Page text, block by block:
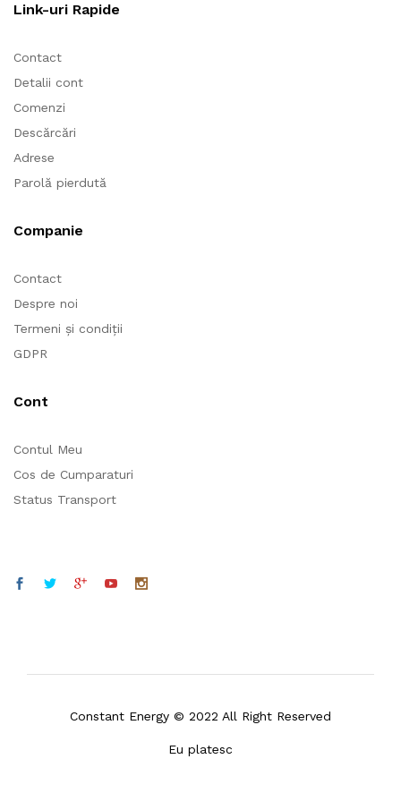
Link-uri Rapide
Contact
Detalii cont
Comenzi
Descărcări
Adrese
Parolă pierdută
Companie
Contact
Despre noi
Termeni și condiții
GDPR
Cont
Contul Meu
Cos de Cumparaturi
Status Transport
Constant Energy © 2022 All Right Reserved
Eu platesc